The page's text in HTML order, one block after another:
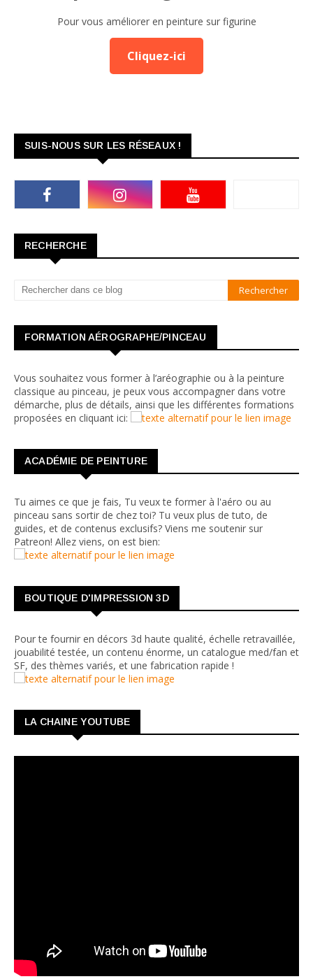
Pour vous améliorer en peinture sur figurine
Cliquez-ici
SUIS-NOUS SUR LES RÉSEAUX !
RECHERCHE
FORMATION AÉROGRAPHE/PINCEAU
Vous souhaitez vous former à l’aréographie ou à la peinture
classique au pinceau, je peux vous accompagner dans votre
démarche, plus de détails, ainsi que les différentes formations
proposées en cliquant ici:
ACADÉMIE DE PEINTURE
Tu aimes ce que je fais, Tu veux te former à l'aéro ou au
pinceau sans sortir de chez toi? Tu veux plus de tuto, de
guides, et de contenus exclusifs? Viens me soutenir sur
Patreon! Allez viens, on est bien:
BOUTIQUE D'IMPRESSION 3D
Pour te fournir en décors 3d haute qualité, échelle retravaillée,
jouabilité testée, un contenu énorme, un catalogue med/fan et
SF, des thèmes variés, et une fabrication rapide !
LA CHAINE YOUTUBE